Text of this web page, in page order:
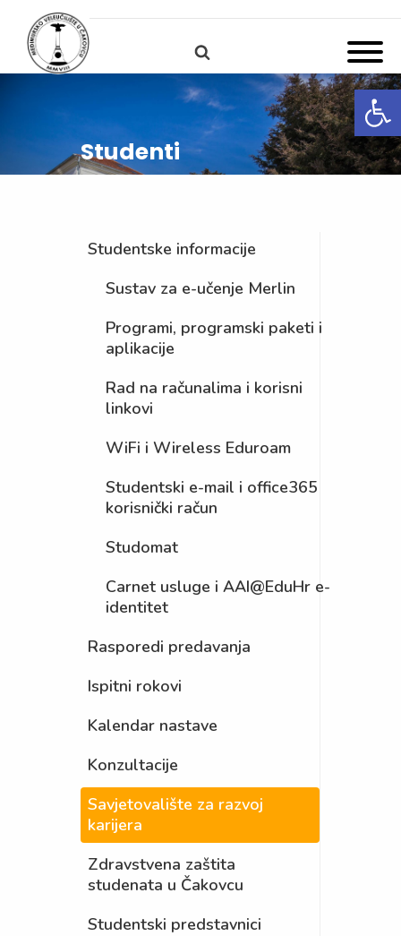
Studenti
Studentske informacije
Sustav za e-učenje Merlin
Programi, programski paketi i
aplikacije
Rad na računalima i korisni
linkovi
WiFi i Wireless Eduroam
Studentski e-mail i office365
korisnički račun
Studomat
Carnet usluge i AAI@EduHr e-
identitet
Rasporedi predavanja
Ispitni rokovi
Kalendar nastave
Konzultacije
Savjetovalište za razvoj
karijera
Zdravstvena zaštita
studenata u Čakovcu
Studentski predstavnici